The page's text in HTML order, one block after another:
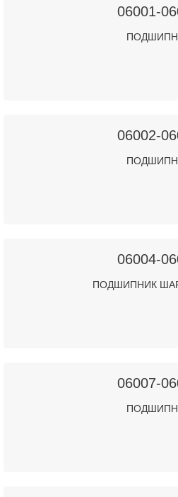
06001-
06002-
06004-
ПОДШИПНИК
06007-